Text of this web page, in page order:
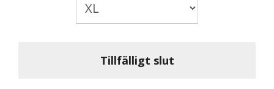
Tillfälligt slut